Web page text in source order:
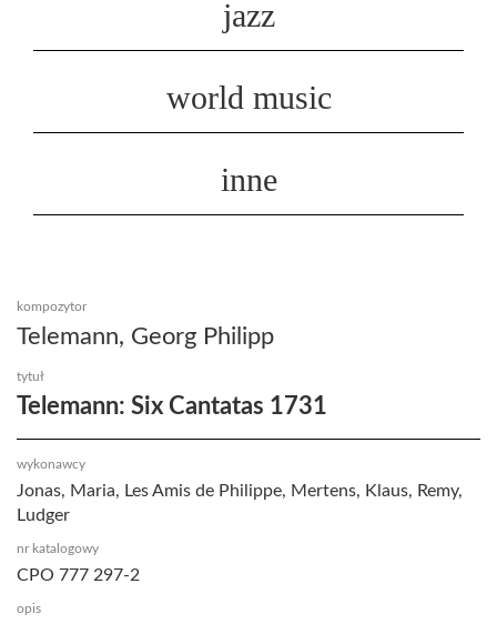
jazz
world music
inne
kompozytor
Telemann, Georg Philipp
tytuł
Telemann: Six Cantatas 1731
wykonawcy
Jonas, Maria, Les Amis de Philippe, Mertens, Klaus, Remy,
Ludger
nr katalogowy
CPO 777 297-2
opis